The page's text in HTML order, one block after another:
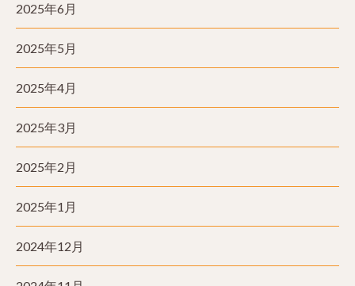
2025年6月
2025年5月
2025年4月
2025年3月
2025年2月
2025年1月
2024年12月